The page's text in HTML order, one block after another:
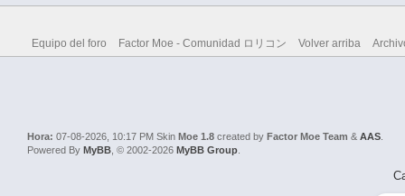
Equipo del foro Factor Moe - Comunidad ロリコン Volver arriba
Hora: 07-08-2026, 10:17 PMSkin Moe 1.8 created by Factor Moe Team &AAS
Powered By MyBB , © 2002-2026 MyBB Group